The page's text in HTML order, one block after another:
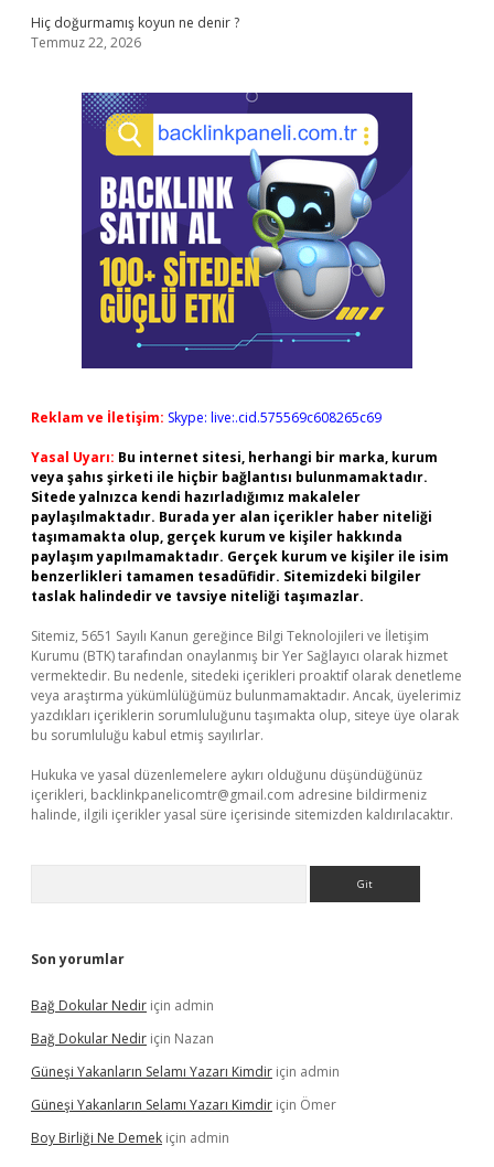
Hiç doğurmamış koyun ne denir ?
Temmuz 22, 2026
Reklam ve İletişim: Skype: live:.cid.575569c608265c69
Yasal Uyarı: Bu internet sitesi, herhangi bir marka, kurum
veya şahıs şirketi ile hiçbir bağlantısı bulunmamaktadır.
Sitede yalnızca kendi hazırladığımız makaleler
paylaşılmaktadır. Burada yer alan içerikler haber niteliği
taşımamakta olup, gerçek kurum ve kişiler hakkında
paylaşım yapılmamaktadır. Gerçek kurum ve kişiler ile isim
benzerlikleri tamamen tesadüfidir. Sitemizdeki bilgiler
taslak halindedir ve tavsiye niteliği taşımazlar.
Sitemiz, 5651 Sayılı Kanun gereğince Bilgi Teknolojileri ve İletişim
Kurumu (BTK) tarafından onaylanmış bir Yer Sağlayıcı olarak hizmet
vermektedir. Bu nedenle, sitedeki içerikleri proaktif olarak denetleme
veya araştırma yükümlülüğümüz bulunmamaktadır. Ancak, üyelerimiz
yazdıkları içeriklerin sorumluluğunu taşımakta olup, siteye üye olarak
bu sorumluluğu kabul etmiş sayılırlar.
Hukuka ve yasal düzenlemelere aykırı olduğunu düşündüğünüz
içerikleri, backlinkpanelicomtr@gmail.com adresine bildirmeniz
halinde, ilgili içerikler yasal süre içerisinde sitemizden kaldırılacaktır.
Son yorumlar
Bağ Dokular Nedir için admin
Bağ Dokular Nedir için Nazan
Güneşi Yakanların Selamı Yazarı Kimdir için admin
Güneşi Yakanların Selamı Yazarı Kimdir için Ömer
Boy Birliği Ne Demek için admin